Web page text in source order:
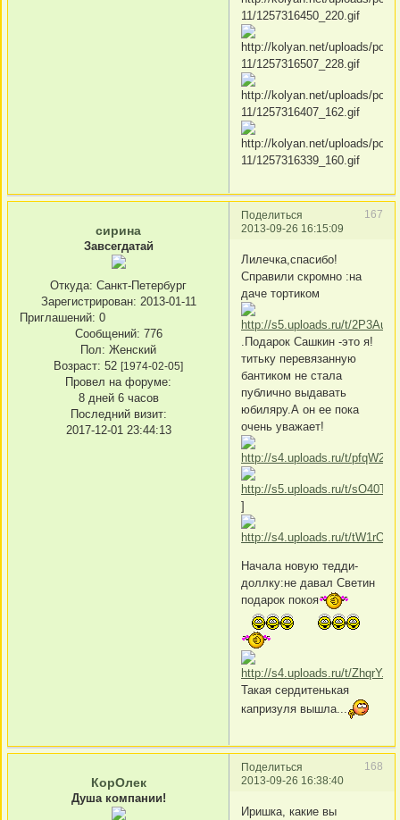
Поделиться
167
2013-09-26 16:15:09
сирина
Завсегдатай
Откуда: Санкт-Петербург
Зарегистрирован: 2013-01-11
Приглашений: 0
Сообщений: 776
Пол: Женский
Возраст: 52 [1974-02-05]
Провел на форуме:
8 дней 6 часов
Последний визит:
2017-12-01 23:44:13
Лилечка,спасибо!
Справили скромно :на
даче тортиком
.Подарок Сашкин -это я!
титьку перевязанную
бантиком не стала
публично выдавать
юбиляру.А он ее пока
очень уважает!
]
Начала новую тедди-
доллку:не давал Светин
подарок покоя
Такая сердитенькая
капризуля вышла...
Поделиться
168
2013-09-26 16:38:40
КорОлек
Душа компании!
Иришка, какие вы